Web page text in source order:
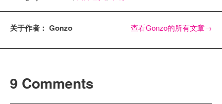
关于作者： Gonzo 查看Gonzo的所有文章→
9 Comments